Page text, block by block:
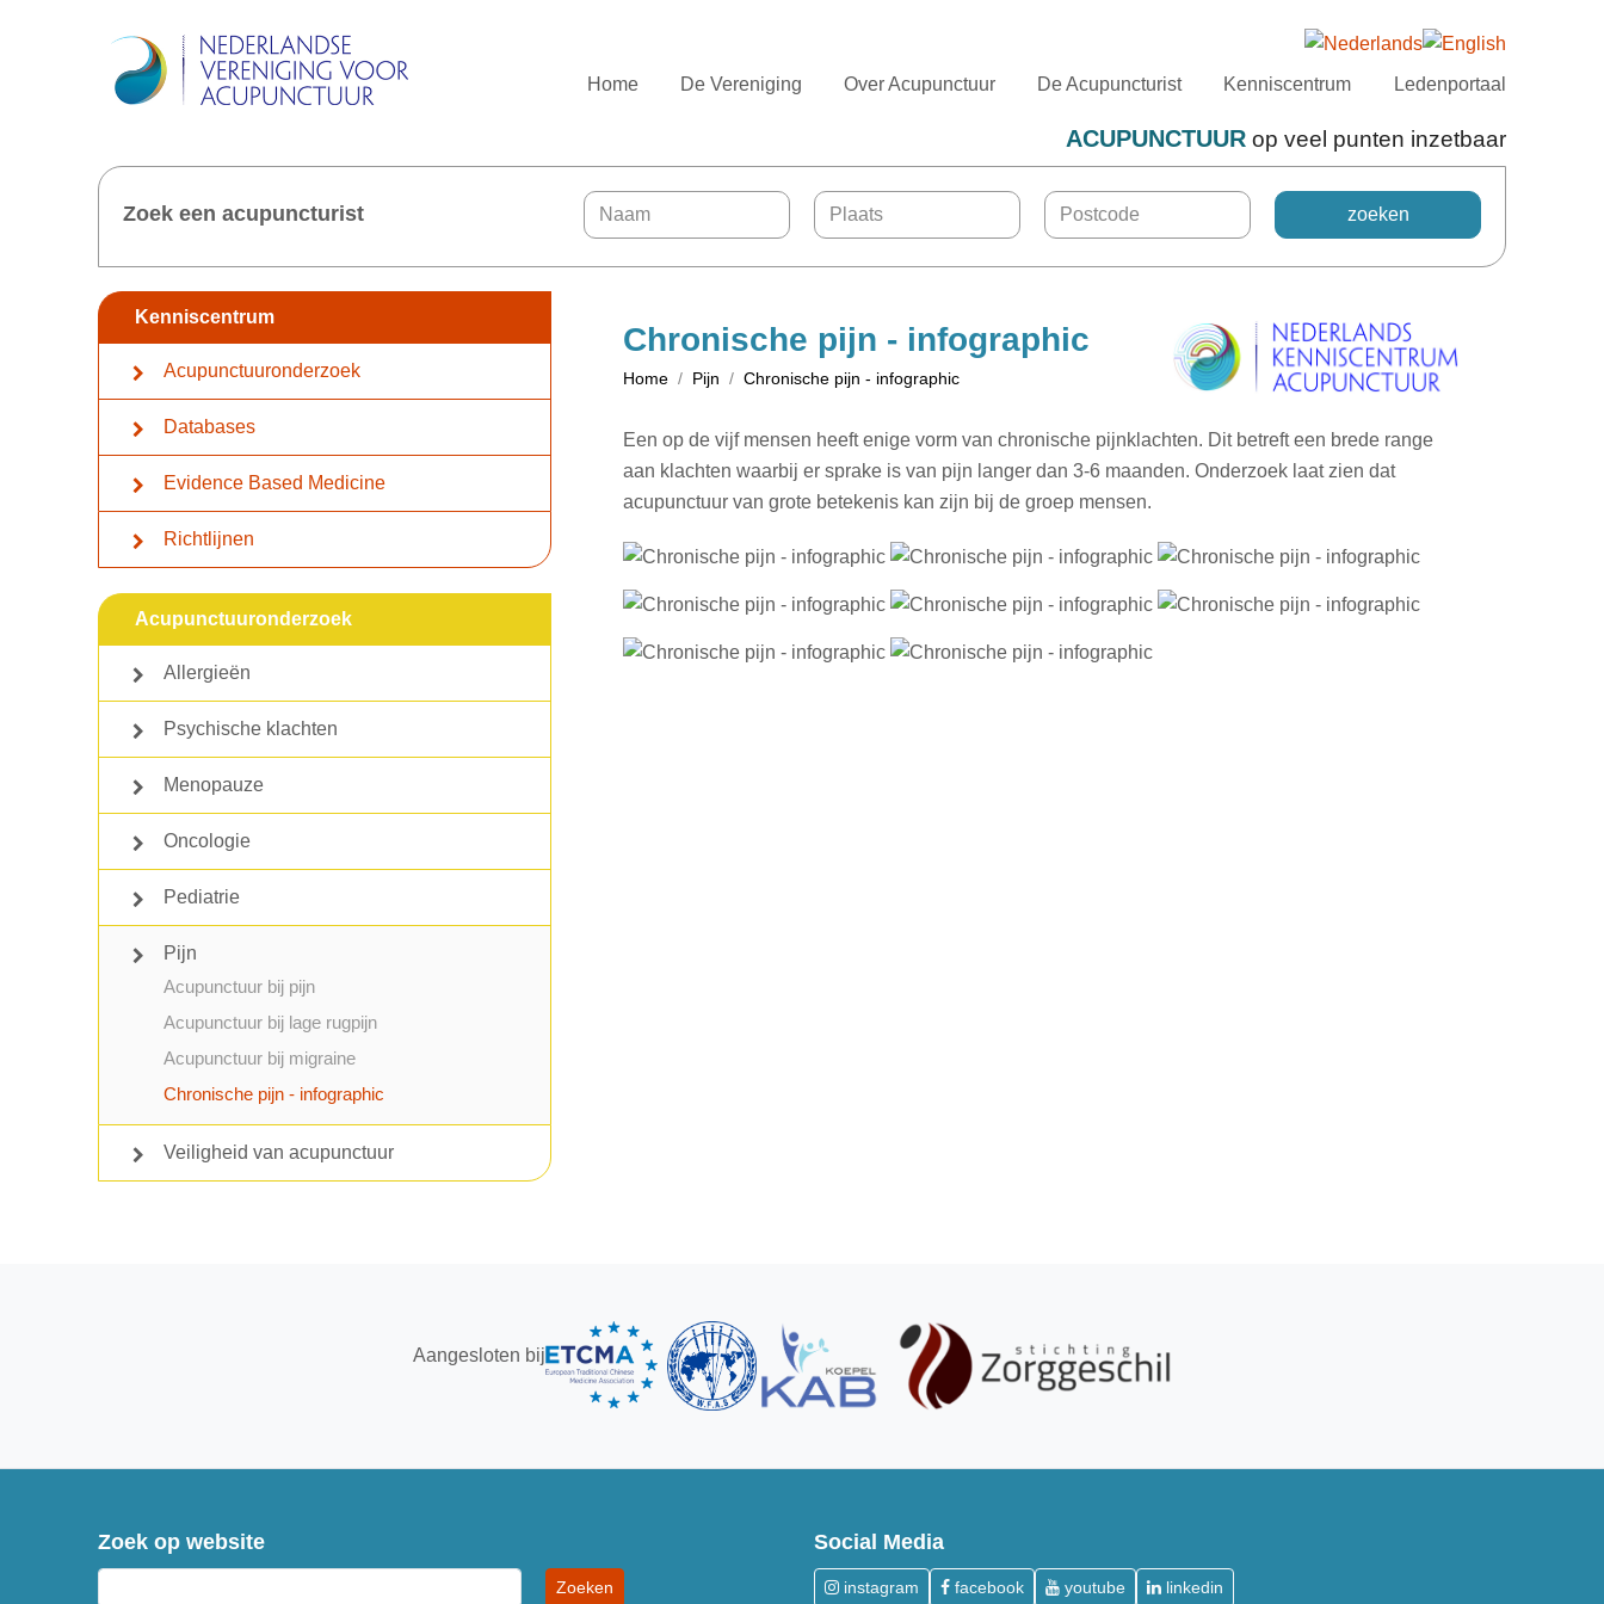
Home De Vereniging Over Acupunctuur De Acupuncturist Kenniscentrum Ledenportaal
ACUPUNCTUURop veel punten inzetbaar
Zoek een acupuncturist
Kenniscentrum
Acupunctuuronderzoek
Databases
Evidence Based Medicine
Richtlijnen
Acupunctuuronderzoek
Allergieën
Psychische klachten
Menopauze
Oncologie
Pediatrie
Pijn
Acupunctuur bij pijn
Acupunctuur bij lage rugpijn
Acupunctuur bij migraine
Chronische pijn - infographic
Veiligheid van acupunctuur
Chronische pijn - infographic
Home Pijn Chronische pijn - infographic
Een op de vijf mensen heeft enige vorm van chronische pijnklachten. Dit betreft een brede range
aan klachten waarbij er sprake is van pijn langer dan 3-6 maanden. Onderzoek laat zien dat
acupunctuur van grote betekenis kan zijn bij de groep mensen.
Aangesloten bij
Zoek op website Social Media
instagram facebook youtube linkedin